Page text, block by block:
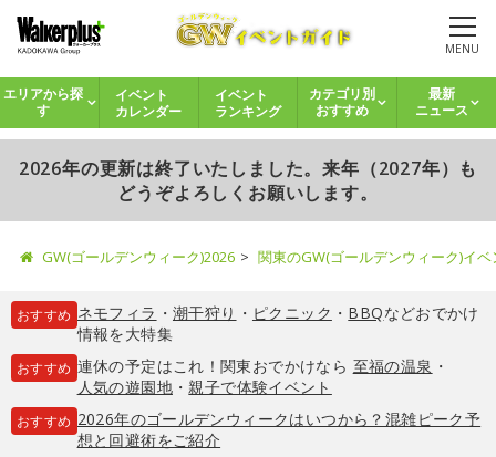
MENU
エリアから探
す
イベント
カレンダー
イベント
ランキング
カテゴリ別
おすすめ
最新
ニュース
2026年の更新は終了いたしました。来年（2027年）も
どうぞよろしくお願いします。
GW(ゴールデンウィーク)2026 関東のGW(ゴールデンウィーク)イ
おすすめ ネモフィラ ・ 潮干狩り ・ ピクニック ・ BBQなどおでかけ
情報を大特集
おすすめ 連休の予定はこれ！関東おでかけなら 至福の温泉 ・
人気の遊園地・親子で体験イベント
おすすめ 2026年のゴールデンウィークはいつから？混雑ピーク予
想と回避術をご紹介